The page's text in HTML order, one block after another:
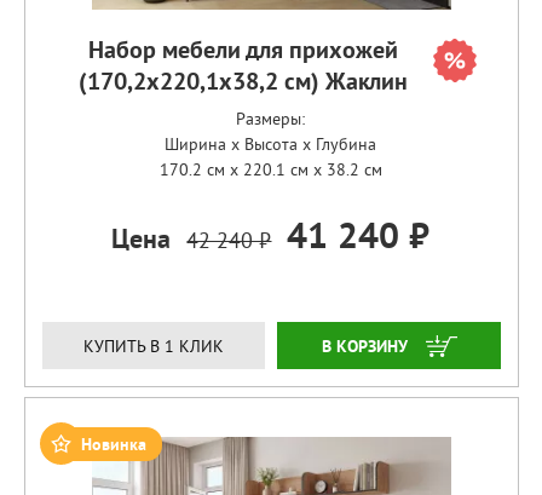
Набор мебели для прихожей
(170,2х220,1х38,2 см) Жаклин
Размеры:
Ширина x Высота x Глубина
170.2 см x 220.1 см x 38.2 см
Цена 42 240 ₽ 41 240 ₽
КУПИТЬ В 1 КЛИК ЗАКАЗАТЬ
Новинка